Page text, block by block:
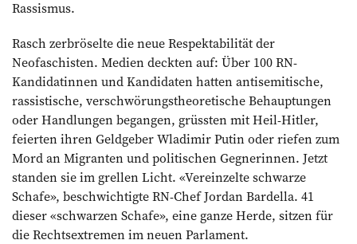
Rassismus.
Rasch zerbröselte die neue Respektabilität der
Neofaschisten. Medien deckten auf: Über 100 RN-
Kandidatinnen und Kandidaten hatten antisemitische,
rassistische, verschwörungstheoretische Behauptungen
oder Handlungen begangen, grüssten mit Heil-Hitler,
feierten ihren Geldgeber Wladimir Putin oder riefen zum
Mord an Migranten und politischen Gegnerinnen. Jetzt
standen sie im grellen Licht. «Vereinzelte schwarze
Schafe», beschwichtigte RN-Chef Jordan Bardella. 41
dieser «schwarzen Schafe», eine ganze Herde, sitzen für
die Rechtsextremen im neuen Parlament.